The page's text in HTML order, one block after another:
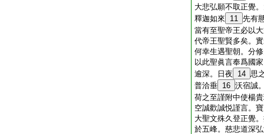
大悲弘願不取正覺
釋迦如來
11 先有
當有至聖帝王必以
代帝王聖賢多矣。
何幸生遇聖朝。分
以此聖眞言奉爲國
逾深。日夜
14 思
普洽垂 16 沃宿誠
荷之至謹附中使楊
空誠歡誠悦謹言。
大聖文殊久登正覺
於五峰。慈悲道深